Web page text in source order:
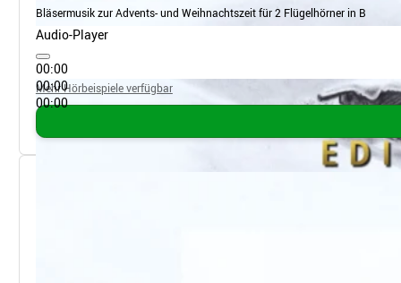
Bläsermusik zur Advents- und Weihnachtszeit für 2 Flügelhörner in B
Audio-Player
00:00
00:00
00:00
Mehr Hörbeispiele verfügbar